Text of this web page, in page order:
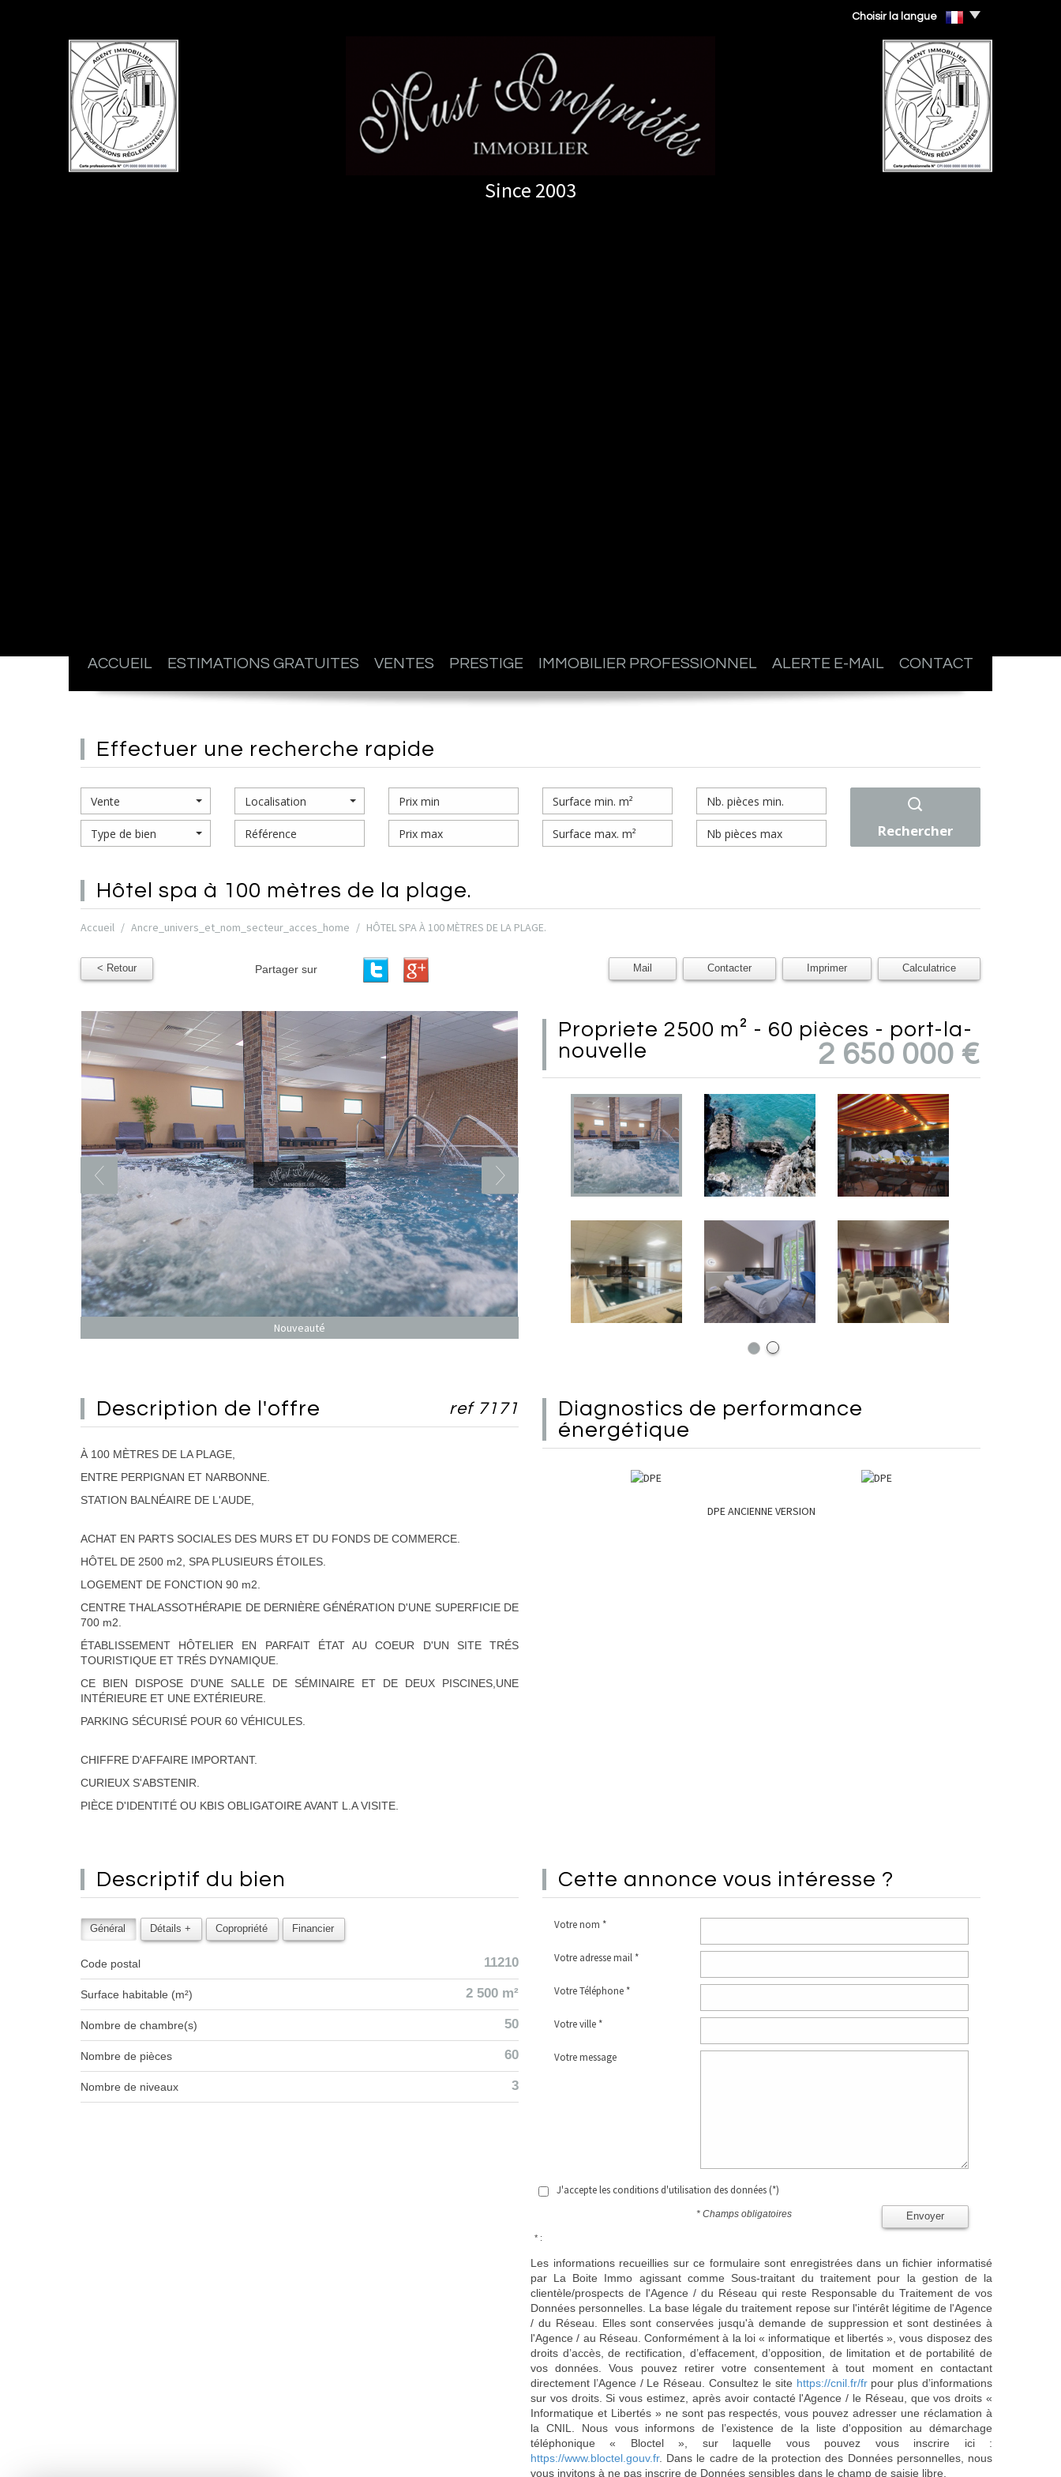
Choisir la langue
Since 2003
ACCUEIL ESTIMATIONS GRATUITES VENTES PRESTIGE IMMOBILIER PROFESSIONNEL ALERTE E-MAIL CONTACT
effectuer une recherche rapide
Vente
Type de bien
Localisation
Rechercher
hôtel spa à 100 mètres de la plage.
Accueil Ancre_univers_et_nom_secteur_acces_home HÔTEL SPA À 100 MÈTRES DE LA PLAGE.
< Retour Partager sur Mail Contacter Imprimer Calculatrice
Nouveauté
propriete 2500 m² - 60 pièces - port-la-
nouvelle
2 650 000 €
description de l'offre ref 7171
À 100 MÈTRES DE LA PLAGE,
ENTRE PERPIGNAN ET NARBONNE.
STATION BALNÉAIRE DE L'AUDE,
ACHAT EN PARTS SOCIALES DES MURS ET DU FONDS DE COMMERCE.
HÔTEL DE 2500 m2, SPA PLUSIEURS ÉTOILES.
LOGEMENT DE FONCTION 90 m2.
CENTRE THALASSOTHÉRAPIE DE DERNIÈRE GÉNÉRATION D'UNE SUPERFICIE DE
700 m2.
ÉTABLISSEMENT HÔTELIER EN PARFAIT ÉTAT AU COEUR D'UN SITE TRÉS
TOURISTIQUE ET TRÉS DYNAMIQUE.
CE BIEN DISPOSE D'UNE SALLE DE SÉMINAIRE ET DE DEUX PISCINES,UNE
INTÉRIEURE ET UNE EXTÉRIEURE.
PARKING SÉCURISÉ POUR 60 VÉHICULES.
CHIFFRE D'AFFAIRE IMPORTANT.
CURIEUX S'ABSTENIR.
PIÈCE D'IDENTITÉ OU KBIS OBLIGATOIRE AVANT L.A VISITE.
diagnostics de performance
énergétique
DPE ANCIENNE VERSION
descriptif du bien
Général Détails + Copropriété Financier
Code postal 11210
Surface habitable (m²) 2 500 m²
Nombre de chambre(s) 50
Nombre de pièces 60
Nombre de niveaux 3
cette annonce vous intéresse ?
Votre nom *
Votre adresse mail *
Votre Téléphone *
Votre ville *
Votre message
J'accepte les conditions d'utilisation des données (*)
Envoyer
* Champs obligatoires
* :
Les informations recueillies sur ce formulaire sont enregistrées dans un fichier informatisé
par La Boite Immo agissant comme Sous-traitant du traitement pour la gestion de la
clientèle/prospects de l'Agence / du Réseau qui reste Responsable du Traitement de vos
Données personnelles. La base légale du traitement repose sur l'intérêt légitime de l'Agence
/ du Réseau. Elles sont conservées jusqu'à demande de suppression et sont destinées à
l'Agence / au Réseau. Conformément à la loi « informatique et libertés », vous disposez des
droits d’accès, de rectification, d’effacement, d’opposition, de limitation et de portabilité de
vos données. Vous pouvez retirer votre consentement à tout moment en contactant
directement l’Agence / Le Réseau. Consultez le site https://cnil.fr/frpour plus d’informations
sur vos droits. Si vous estimez, après avoir contacté l'Agence / le Réseau, que vos droits «
Informatique et Libertés » ne sont pas respectés, vous pouvez adresser une réclamation à
la CNIL. Nous vous informons de l’existence de la liste d'opposition au démarchage
téléphonique « Bloctel », sur laquelle vous pouvez vous inscrire ici :
https://www.bloctel.gouv.fr. Dans le cadre de la protection des Données personnelles, nous
vous invitons à ne pas inscrire de Données sensibles dans le champ de saisie libre.